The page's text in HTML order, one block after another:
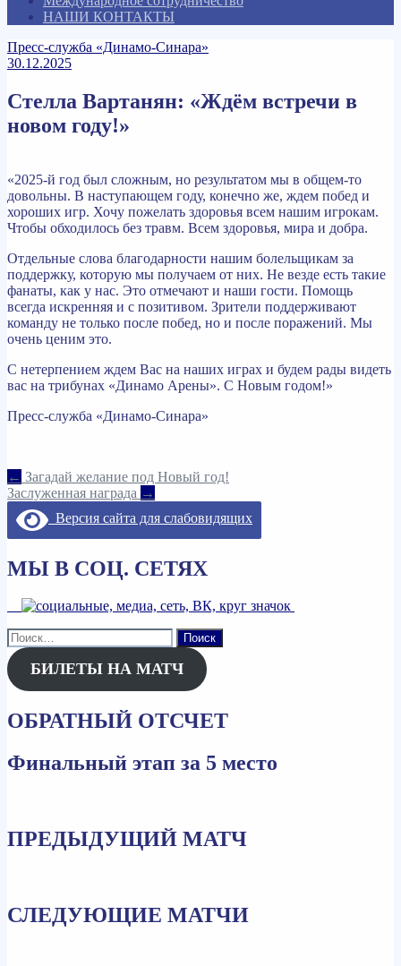
НАШИ КОНТАКТЫ
Пресс-служба «Динамо-Синара»
30.12.2025
Стелла Вартанян: «Ждём встречи в
новом году!»
​​​​​«2025-й год был сложным, но результатом мы в общем-то
довольны. В наступающем году, конечно же, ждем побед и
хороших игр. Хочу пожелать здоровья всем нашим игрокам.
Чтобы обходилось без травм. Всем здоровья, мира и добра.
Отдельные слова благодарности нашим болельщикам за
поддержку, которую мы получаем от них. Не везде есть такие
фанаты, как у нас. Это отмечают и наши гости. Помощь
всегда искренняя и с позитивом. Зрители поддерживают
команду не только после побед, но и после поражений. Мы
очень ценим это.
С нетерпением ждем Вас на наших играх и будем рады видеть
вас на трибунах «Динамо Арены». С Новым годом!»
Пресс-служба «Динамо-Синара»
Навигация
по
записям
← Загадай желание под Новый год!
Заслуженная награда →
Версия сайта для слабовидящих
МЫ В СОЦ. СЕТЯХ
Найти:
БИЛЕТЫ НА МАТЧ
ОБРАТНЫЙ ОТСЧЕТ
Финальный этап за 5 место
ПРЕДЫДУЩИЙ МАТЧ
СЛЕДУЮЩИЕ МАТЧИ